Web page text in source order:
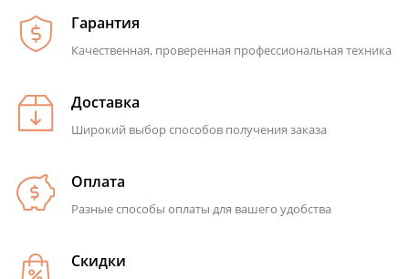
Гарантия
Качественная, проверенная профессиональная техника
Доставка
Широкий выбор способов получения заказа
Оплата
Разные способы оплаты для вашего удобства
Скидки